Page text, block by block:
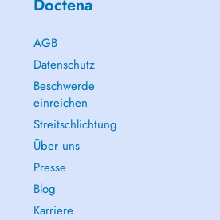
Doctena
AGB
Datenschutz
Beschwerde
einreichen
Streitschlichtung
Über uns
Presse
Blog
Karriere